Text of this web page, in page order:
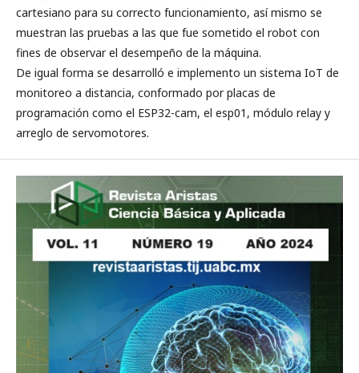
cartesiano para su correcto funcionamiento, así mismo se
muestran las pruebas a las que fue sometido el robot con
fines de observar el desempeño de la máquina.
De igual forma se desarrolló e implemento un sistema IoT de
monitoreo a distancia, conformado por placas de
programación como el ESP32-cam, el esp01, módulo relay y
arreglo de servomotores.